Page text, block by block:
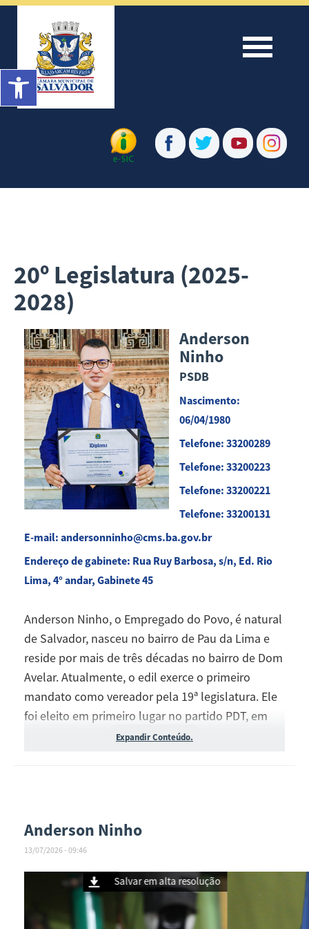
Menu
20º Legislatura (2025-
2028)
Anderson
Ninho
PSDB
Nascimento:
06/04/1980
Telefone: 33200289
Telefone: 33200223
Telefone: 33200221
Telefone: 33200131
E-mail: andersonninho@cms.ba.gov.br
Endereço de gabinete: Rua Ruy Barbosa, s/n, Ed. Rio
Lima, 4° andar, Gabinete 45
Anderson Ninho, o Empregado do Povo, é natural
de Salvador, nasceu no bairro de Pau da Lima e
reside por mais de três décadas no bairro de Dom
Avelar. Atualmente, o edil exerce o primeiro
mandato como vereador pela 19ª legislatura. Ele
foi eleito em primeiro lugar no partido PDT, em
2020, com 5.289 votos. Em abril de 2026, filiou-se
comunidade carente e de família humilde,
Anderson Ninho, começou a sua vida profissional
como zelador de escola e chegou a vereador de
uma das maiores capitais do Brasil, Salvador.
Enquanto a atuação política, desde a
Expandir Conteúdo.
Anderson Ninho
13/07/2026 - 09:46
Barra de Ferramentas Aberta